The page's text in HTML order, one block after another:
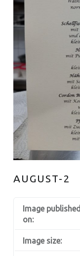
AUGUST-2
Image published
on:
Image size: